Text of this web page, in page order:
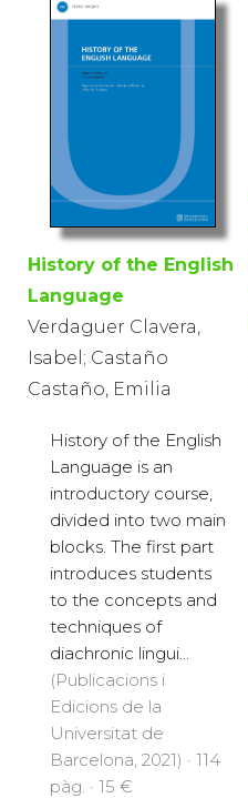
History of the English
Language
Verdaguer Clavera,
Isabel; Castaño
Castaño, Emilia
History of the English
Language is an
introductory course,
divided into two main
blocks. The first part
introduces students
to the concepts and
techniques of
diachronic lingui...
(Publicacions i
Edicions de la
Universitat de
Barcelona, 2021) · 114
pàg. · 15 €